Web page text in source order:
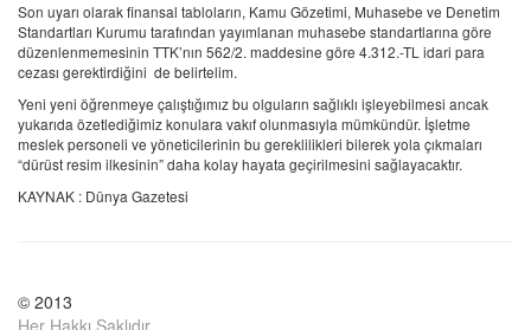
Son uyarı olarak finansal tabloların, Kamu Gözetimi, Muhasebe ve Denetim
Standartları Kurumu tarafından yayımlanan muhasebe standartlarına göre
düzenlenmemesinin TTK’nın 562/2. maddesine göre 4.312.-TL idari para
cezası gerektirdiğini de belirtelim.
Yeni yeni öğrenmeye çalıştığımız bu olguların sağlıklı işleyebilmesi ancak
yukarıda özetlediğimiz konulara vakıf olunmasıyla mümkündür. İşletme
meslek personeli ve yöneticilerinin bu gereklilikleri bilerek yola çıkmaları
“dürüst resim ilkesinin” daha kolay hayata geçirilmesini sağlayacaktır.
KAYNAK : Dünya Gazetesi
© 2013
Her Hakkı Saklıdır.